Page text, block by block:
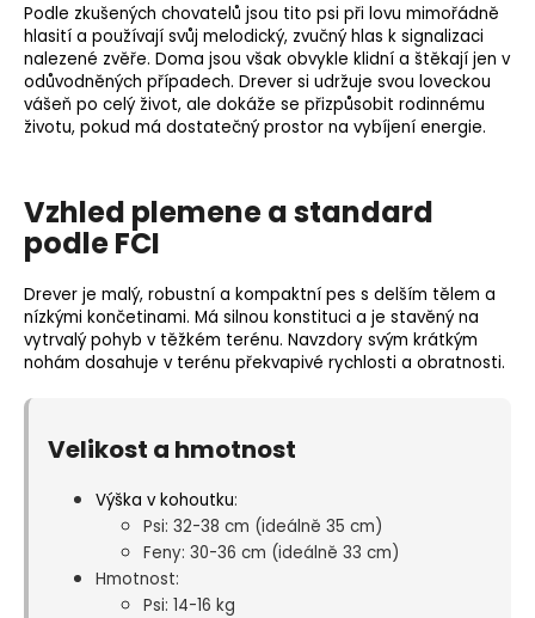
Podle zkušených chovatelů jsou tito psi při lovu mimořádně
hlasití a používají svůj melodický, zvučný hlas k signalizaci
nalezené zvěře. Doma jsou však obvykle klidní a štěkají jen v
odůvodněných případech. Drever si udržuje svou loveckou
vášeň po celý život, ale dokáže se přizpůsobit rodinnému
životu, pokud má dostatečný prostor na vybíjení energie.
Vzhled plemene a standard
podle FCI
Drever je malý, robustní a kompaktní pes s delším tělem a
nízkými končetinami. Má silnou konstituci a je stavěný na
vytrvalý pohyb v těžkém terénu. Navzdory svým krátkým
nohám dosahuje v terénu překvapivé rychlosti a obratnosti.
Velikost a hmotnost
Výška v kohoutku:
Psi: 32-38 cm (ideálně 35 cm)
Feny: 30-36 cm (ideálně 33 cm)
Hmotnost:
Psi: 14-16 kg